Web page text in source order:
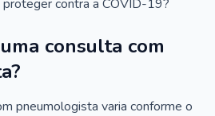
contra a COVID-19?
consulta com
pneumologista varia conforme o